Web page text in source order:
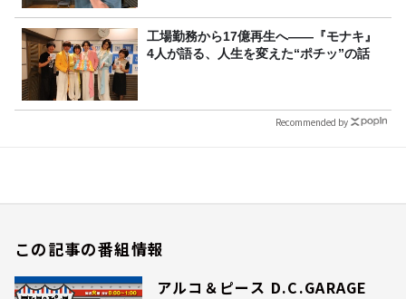
工場勤務から17億再生へ——『モナキ』
4人が語る、人生を変えた“ポチッ”の話
Recommended by
この記事の番組情報
アルコ＆ピース D.C.GARAGE